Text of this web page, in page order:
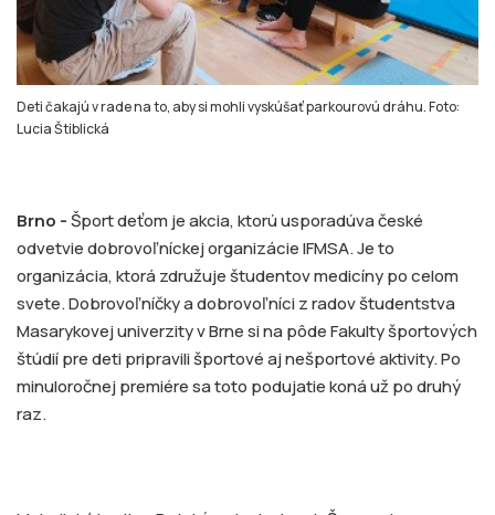
Deti čakajú v rade na to, aby si mohli vyskúšať parkourovú dráhu. Foto:
Lucia Štiblická
Brno -Šport deťom je akcia, ktorú usporadúva české
odvetvie dobrovoľníckej organizácie IFMSA. Je to
organizácia, ktorá združuje študentov medicíny po celom
svete. Dobrovoľníčky a dobrovoľníci z radov študentstva
Masarykovej univerzity v Brne si na pôde Fakulty športových
štúdií pre deti pripravili športové aj nešportové aktivity. Po
minuloročnej premiére sa toto podujatie koná už po druhý
raz.